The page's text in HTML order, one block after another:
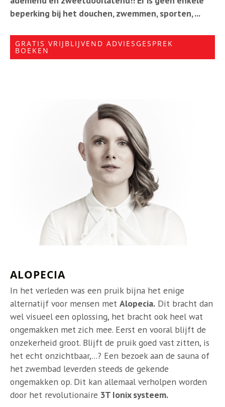
beperking bij het douchen, zwemmen, sporten, ...
GRATIS VRIJBLIJVEND ADVIESGESPREK
BOEKEN
ALOPECIA
In het verleden was een pruik bijna het enige
alternatijf voor mensen met Alopecia. Dit bracht dan
wel visueel een oplossing, het bracht ook heel wat
ongemakken met zich mee. Eerst en vooral blijft de
onzekerheid groot. Blijft de pruik goed vast zitten, is
het echt onzichtbaar,...? Een bezoek aan de sauna of
het zwembad leverden steeds de gekende
ongemakken op. Dit kan allemaal verholpen worden
door het revolutionaire 3T Ionix systeem.